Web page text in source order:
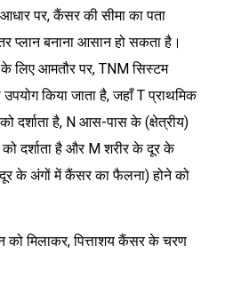
पर, कैंसर की सीमा का पता
प्लान बनाना आसान हो सकता है।
लिए आमतौर पर, TNM सिस्टम
किया जाता है, जहाँ T प्राथमिक
दर्शाता है, N आस-पास के (क्षेत्रीय)
दर्शाता है और M शरीर के दूर के
के अंगों में कैंसर का फैलना) होने को
को मिलाकर, पित्ताशय कैंसर के चरण